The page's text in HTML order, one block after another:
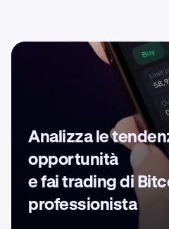
Analizza le
opportunità
e fai trading di
professionista